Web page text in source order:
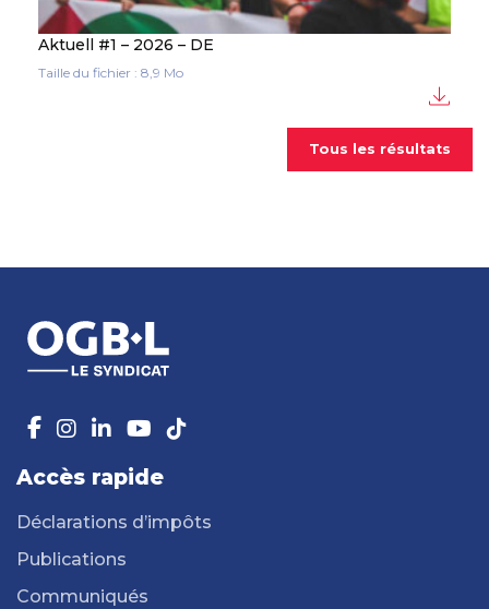
Aktuell #1 – 2026 – DE
Taille du fichier : 8,9 Mo
Tous les résultats
Accès rapide
Déclarations d’impôts
Publications
Communiqués